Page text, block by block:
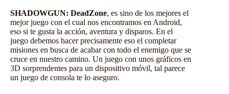
SHADOWGUN: DeadZone, es sino de los mejores el
mejor juego con el cual nos encontramos en Android,
eso si te gusta la acción, aventura y disparos. En el
juego debemos hacer precisamente eso el completar
misiones en busca de acabar con todo el enemigo que se
cruce en nuestro camino. Un juego con unos gráficos en
3D sorprendentes para un dispositivo móvil, tal parece
un juego de consola te lo aseguro.